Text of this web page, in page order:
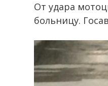
От удара
больницу.